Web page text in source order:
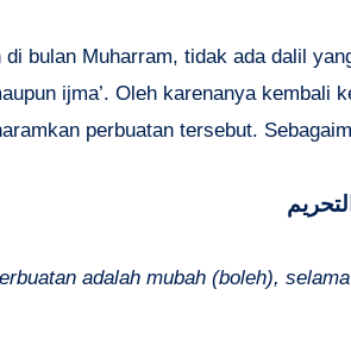
bulan Muharram, tidak ada dalil
ijma’. Oleh karenanya kembali
perbuatan tersebut.
adalah mubah (boleh),